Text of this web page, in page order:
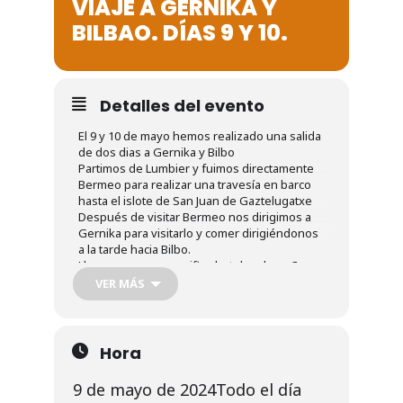
Noticias
Galería
VIAJE A GERNIKA Y
BILBAO. DÍAS 9 Y 10.
Detalles del evento
El 9 y 10 de mayo hemos realizado una salida
de dos dias a Gernika y Bilbo
Partimos de Lumbier y fuimos directamente
Bermeo para realizar una travesía en barco
hasta el islote de San Juan de Gaztelugatxe
Después de visitar Bermeo nos dirigimos a
Gernika para visitarlo y comer dirigiéndonos
a la tarde hacia Bilbo.
Llegamos a un magnifico hotel y a la mañana
siguiente unos visitamos el museo de Bellas
Artes y otros el Guggenheim.
Estuvimos 24 socios (12 H – 12 M)
VER MÁS
Hora
9 de mayo de 2024Todo el día